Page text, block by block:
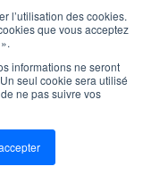
l’utilisation des cookies.
que vous acceptez
informations ne seront
seul cookie sera utilisé
ne pas suivre vos